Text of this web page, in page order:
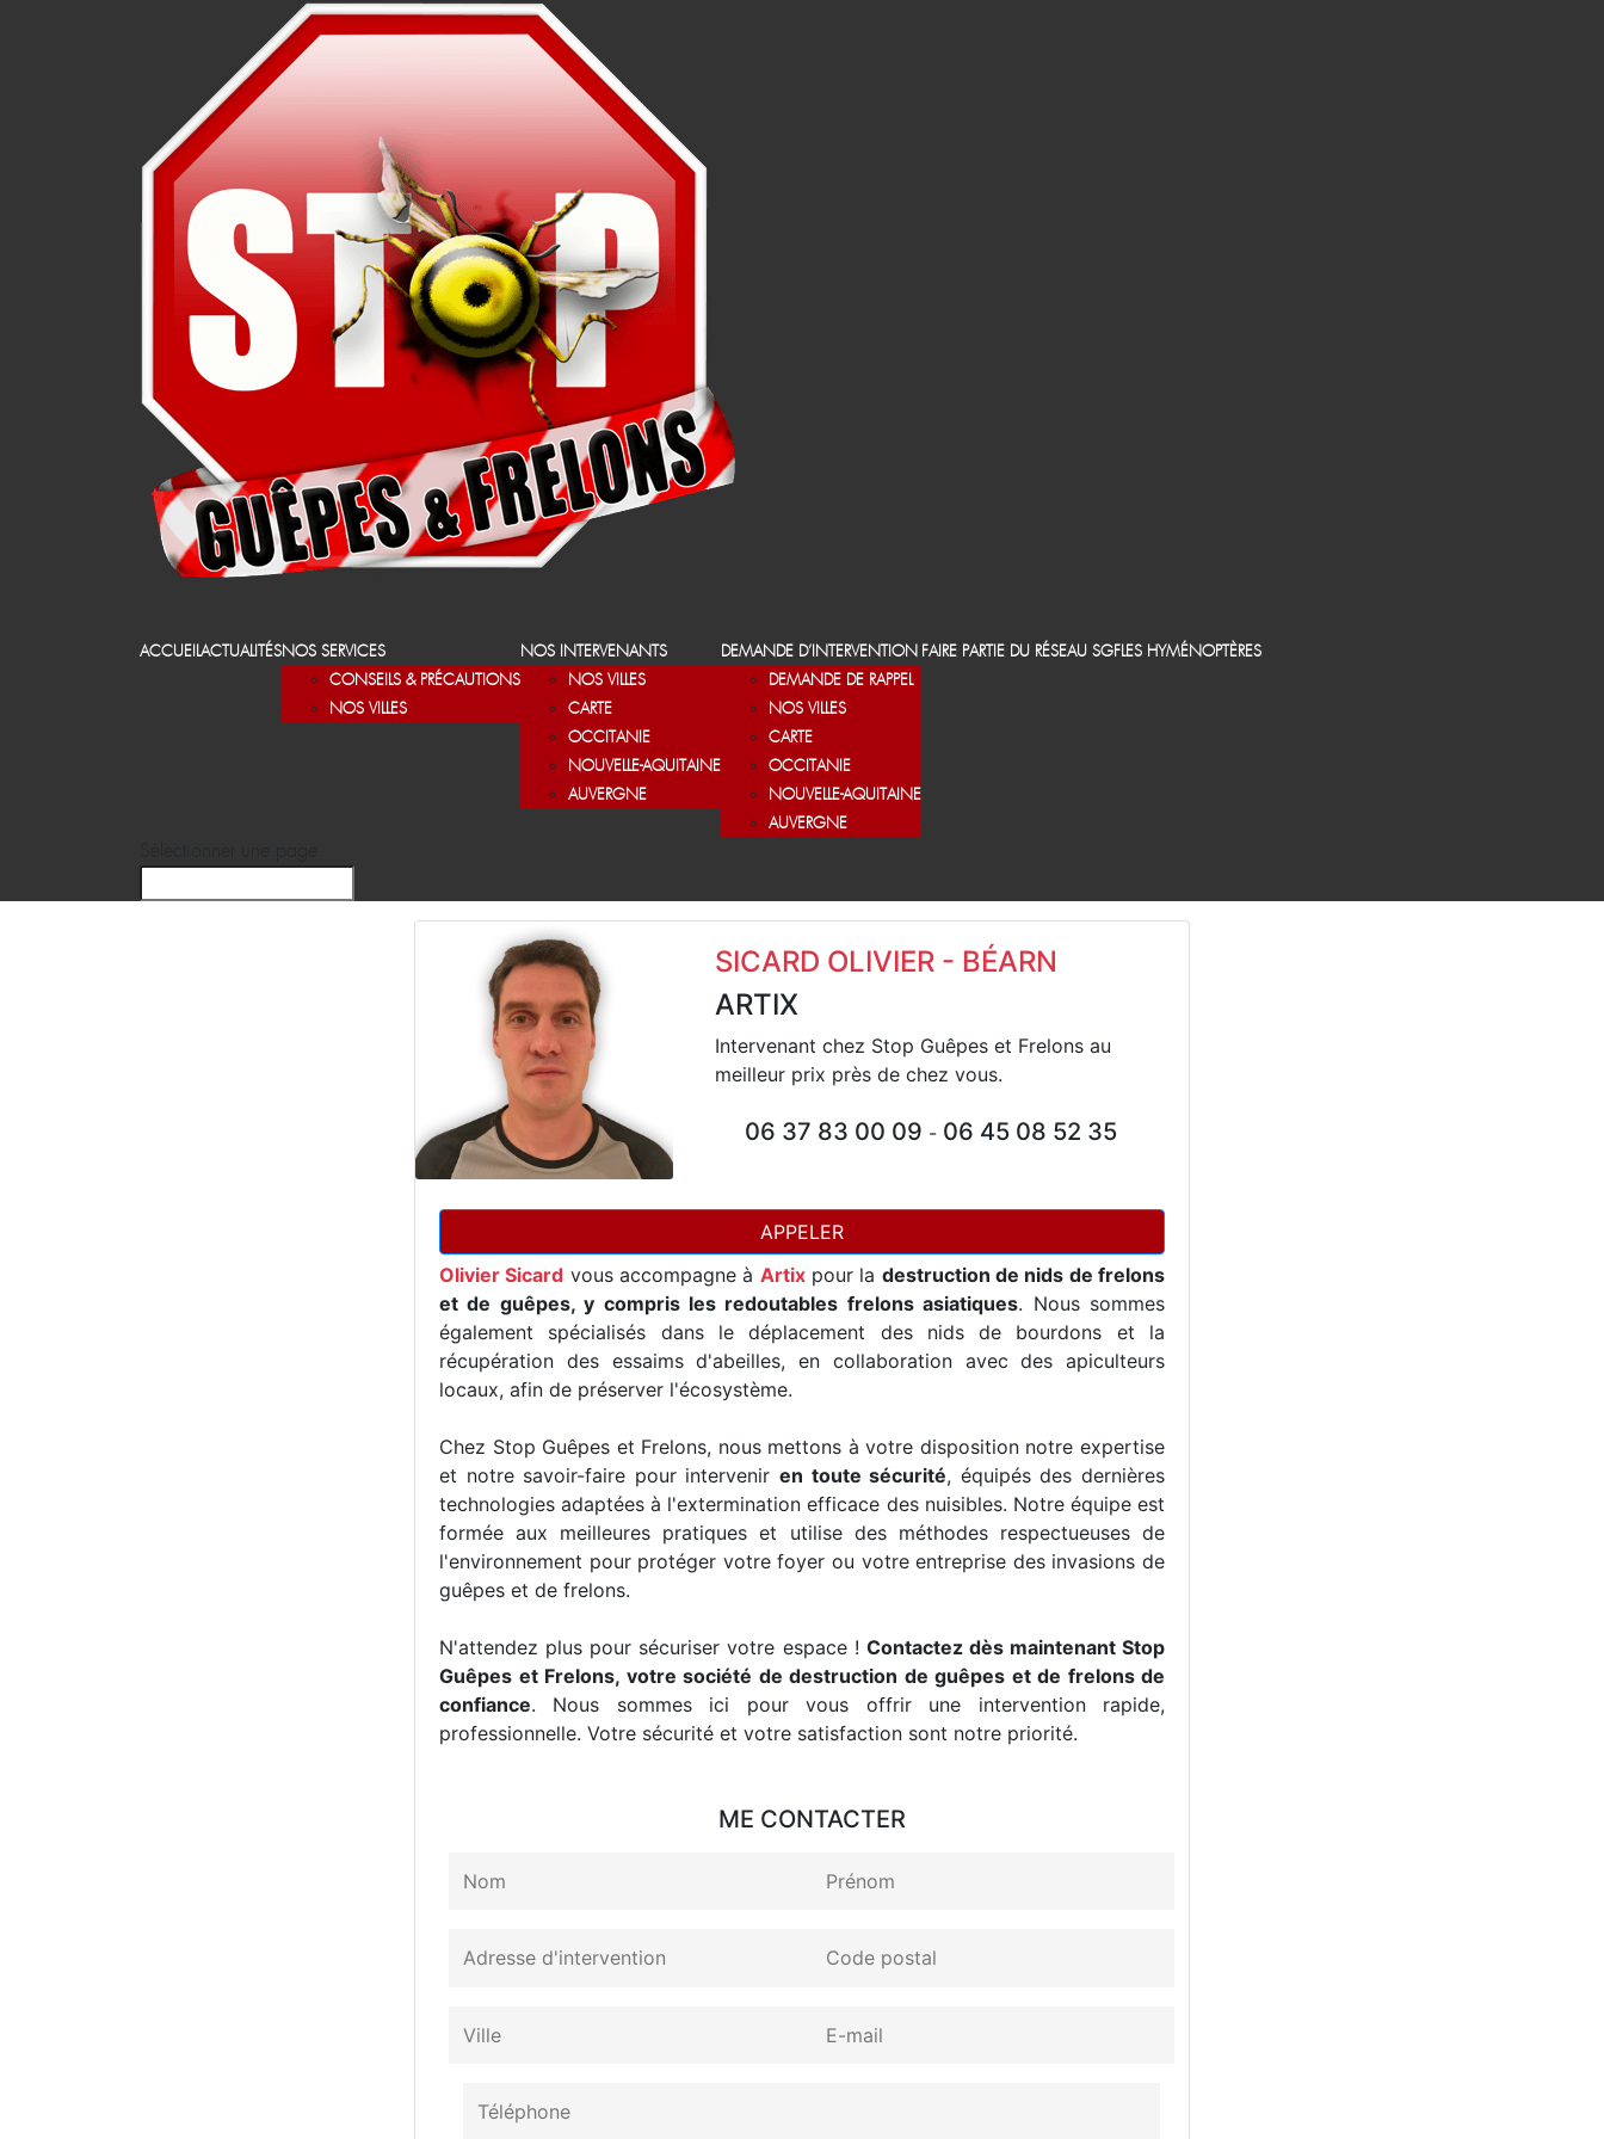
ACCUEILACTUALITÉSNOS SERVICES
CONSEILS & PRÉCAUTIONS
NOS VILLES
NOS INTERVENANTS
NOS VILLES
CARTE
OCCITANIE
NOUVELLE-AQUITAINE
AUVERGNE
DEMANDE D’INTERVENTION
DEMANDE DE RAPPEL
NOS VILLES
CARTE
OCCITANIE
NOUVELLE-AQUITAINE
AUVERGNE
FAIRE PARTIE DU RÉSEAU SGFLES HYMÉNOPTÈRES
SICARD OLIVIER - BÉARN
ARTIX
Intervenant chez Stop Guêpes et Frelons au
meilleur prix près de chez vous.
06 37 83 00 09 - 06 45 08 52 35
APPELER
Olivier Sicard vous accompagne à Artixpour la destruction de nids de frelons
et de guêpes, y compris les redoutables frelons asiatiques. Nous sommes
également spécialisés dans le déplacement des nids de bourdons et la
récupération des essaims d'abeilles, en collaboration avec des apiculteurs
locaux, afin de préserver l'écosystème.
Chez Stop Guêpes et Frelons, nous mettons à votre disposition notre expertise
et notre savoir-faire pour intervenir en toute sécurité, équipés des dernières
technologies adaptées à l'extermination efficace des nuisibles. Notre équipe est
formée aux meilleures pratiques et utilise des méthodes respectueuses de
l'environnement pour protéger votre foyer ou votre entreprise des invasions de
guêpes et de frelons.
N'attendez plus pour sécuriser votre espace ! Contactez dès maintenant Stop
Guêpes et Frelons, votre société de destruction de guêpes et de frelons de
confiance. Nous sommes ici pour vous offrir une intervention rapide,
professionnelle. Votre sécurité et votre satisfaction sont notre priorité.
ME CONTACTER